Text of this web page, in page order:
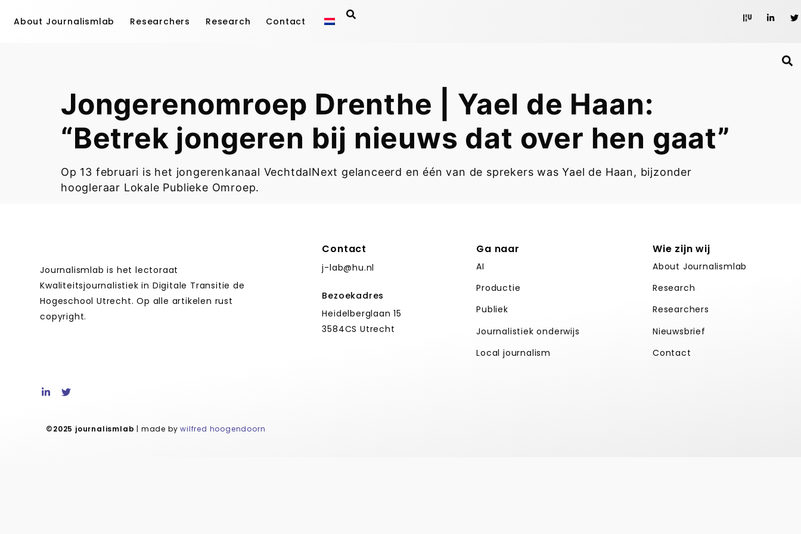
About Journalismlab Researchers Research Contact
Jongerenomroep Drenthe | Yael de Haan:
“Betrek jongeren bij nieuws dat over hen gaat”
Op 13 februari is het jongerenkanaal VechtdalNext gelanceerd en één van de sprekers was Yael de Haan, bijzonder
hoogleraar Lokale Publieke Omroep.
Journalismlab is het lectoraat
Kwaliteitsjournalistiek in Digitale Transitie de
Hogeschool Utrecht. Op alle artikelen rust
copyright.
Contact
j-lab@hu.nl
Bezoekadres
Heidelberglaan 15
3584CS Utrecht
Ga naar
AI
Productie
Publiek
Journalistiek onderwijs
Local journalism
Wie zijn wij
About Journalismlab
Research
Researchers
Nieuwsbrief
Contact
©2025 journalismlab | made bywilfred hoogendoorn